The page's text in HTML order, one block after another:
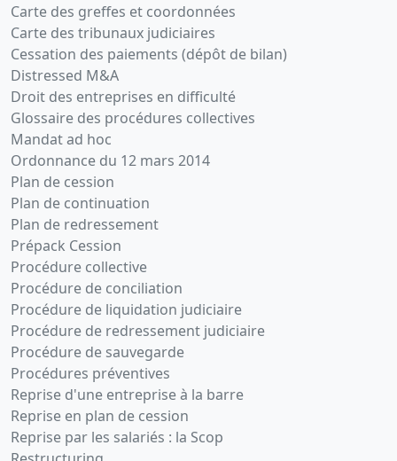
Carte des greffes et coordonnées
Carte des tribunaux judiciaires
Cessation des paiements (dépôt de bilan)
Distressed M&A
Droit des entreprises en difficulté
Glossaire des procédures collectives
Mandat ad hoc
Ordonnance du 12 mars 2014
Plan de cession
Plan de continuation
Plan de redressement
Prépack Cession
Procédure collective
Procédure de conciliation
Procédure de liquidation judiciaire
Procédure de redressement judiciaire
Procédure de sauvegarde
Procédures préventives
Reprise d'une entreprise à la barre
Reprise en plan de cession
Reprise par les salariés : la Scop